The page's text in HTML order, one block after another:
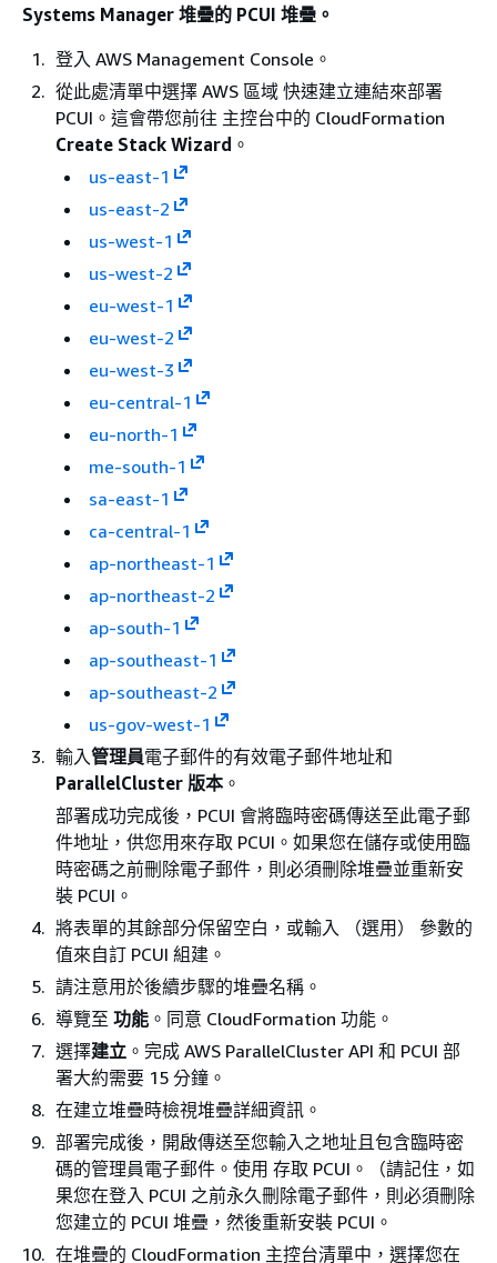
Systems Manager 堆疊的 PCUI 堆疊。
登入 AWS Management Console。
從此處清單中選擇 AWS 區域 快速建立連結來部署
PCUI。這會帶您前往 主控台中的 CloudFormation
Create Stack Wizard 。
us-east-1
us-east-2
us-west-1
us-west-2
eu-west-1
eu-west-2
eu-west-3
eu-central-1
eu-north-1
me-south-1
sa-east-1
ca-central-1
ap-northeast-1
ap-northeast-2
ap-south-1
ap-southeast-1
ap-southeast-2
us-gov-west-1
輸入管理員電子郵件的有效電子郵件地址和
ParallelCluster 版本。
部署成功完成後，PCUI 會將臨時密碼傳送至此電子郵
件地址，供您用來存取 PCUI。如果您在儲存或使用臨
時密碼之前刪除電子郵件，則必須刪除堆疊並重新安
裝 PCUI。
將表單的其餘部分保留空白，或輸入 （選用） 參數的
值來自訂 PCUI 組建。
請注意用於後續步驟的堆疊名稱。
導覽至 功能 。同意 CloudFormation 功能。
選擇建立 。完成 AWS ParallelCluster API 和 PCUI 部
署大約需要 15 分鐘。
在建立堆疊時檢視堆疊詳細資訊。
部署完成後，開啟傳送至您輸入之地址且包含臨時密
碼的管理員電子郵件。使用 存取 PCUI。（請記住，如
果您在登入 PCUI 之前永久刪除電子郵件，則必須刪除
您建立的 PCUI 堆疊，然後重新安裝 PCUI。
在堆疊的 CloudFormation 主控台清單中，選擇您在